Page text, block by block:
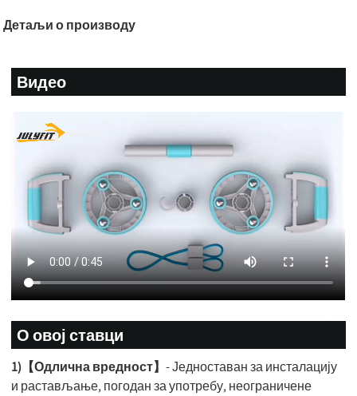
Детаљи о производу
Видео
О овој ставци
1)【Одлична вредност】- Једноставан за инсталацију
и растављање, погодан за употребу, неограничене